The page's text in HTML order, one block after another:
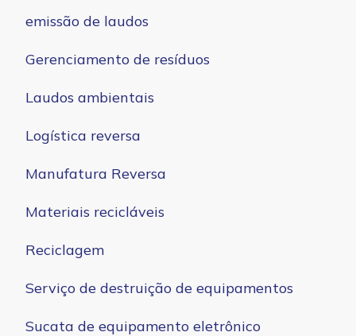
emissão de laudos
Gerenciamento de resíduos
Laudos ambientais
Logística reversa
Manufatura Reversa
Materiais recicláveis
Reciclagem
Serviço de destruição de equipamentos
Sucata de equipamento eletrônico